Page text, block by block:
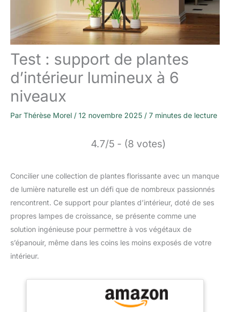
Test : support de plantes
d’intérieur lumineux à 6
niveaux
Par Thérèse Morel / 12 novembre 2025 / 7 minutes de lecture
4.7/5 - (8 votes)
Concilier une collection de plantes florissante avec un manque
de lumière naturelle est un défi que de nombreux passionnés
rencontrent. Ce support pour plantes d’intérieur, doté de ses
propres lampes de croissance, se présente comme une
solution ingénieuse pour permettre à vos végétaux de
s’épanouir, même dans les coins les moins exposés de votre
intérieur.